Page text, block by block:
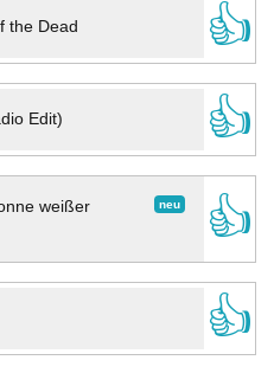
the Dead
👍
Edit)
👍
neu
weißer
👍
👍